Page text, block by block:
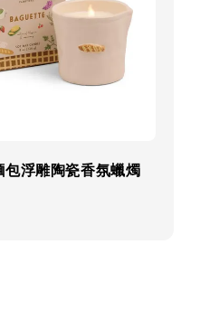
包浮雕陶瓷香氛蠟燭